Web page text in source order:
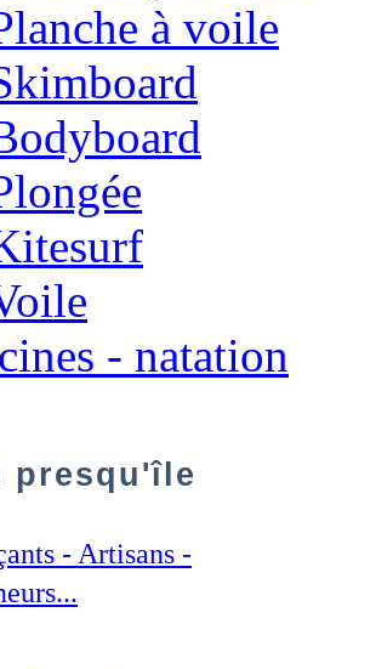
à voile
- natation
presqu'île
- Artisans -